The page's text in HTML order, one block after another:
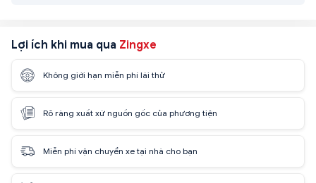
Lợi ích khi mua qua Zingxe
Không giới hạn miễn phí lái thử
Rõ ràng xuất xứ nguồn gốc của phương tiện
Miễn phí vận chuyển xe tại nhà cho bạn